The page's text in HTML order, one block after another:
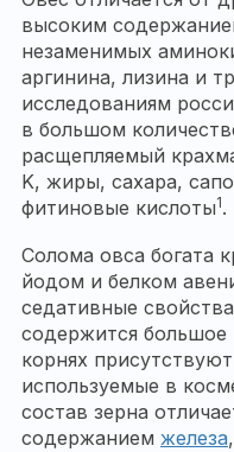
высоким
незаменимых
аргинина, лизина и
исследованиям
в большом
расщепляемый
K, жиры, сахара,
фитиновые кислоты1.
Солома овса богата
йодом и белком
седативные
содержится большое
корнях
используемые в
состав зерна
содержанием железа